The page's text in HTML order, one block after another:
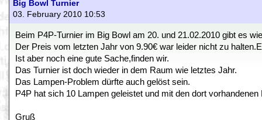
Big Bowl Turnier
03. February 2010 10:53
Beim P4P-Turnier im Big Bowl am 20. und 21.02.2010 gibt es
Der Preis vom letzten Jahr von 9.90€ war leider nicht zu
Ist aber noch eine gute Sache,finden wir.
Das Turnier ist doch wieder in dem Raum wie letztes Jahr.
Das Lampen-Problem dürfte auch gelöst sein.
P4P hat sich 10 Lampen geleistet und mit den dort
Gruß